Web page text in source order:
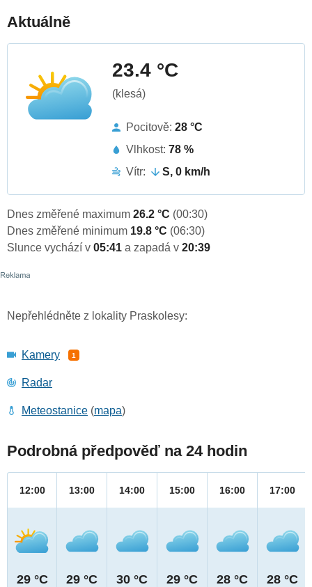
Aktuálně
23.4 °C
(klesá)
Pocitově: 28 °C
Vlhkost: 78 %
Vítr:
S, 0 km/h
Dnes změřené maximum 26.2 °C (00:30)
Dnes změřené minimum 19.8 °C (06:30)
Slunce vychází v 05:41 a zapadá v 20:39
Nepřehlédněte z lokality Praskolesy:
Kamery 1
Radar
Meteostanice (mapa)
Podrobná předpověď na 24 hodin
12:00
29 °C
13:00
29 °C
14:00
30 °C
15:00
29 °C
16:00
28 °C
17:00
28 °C